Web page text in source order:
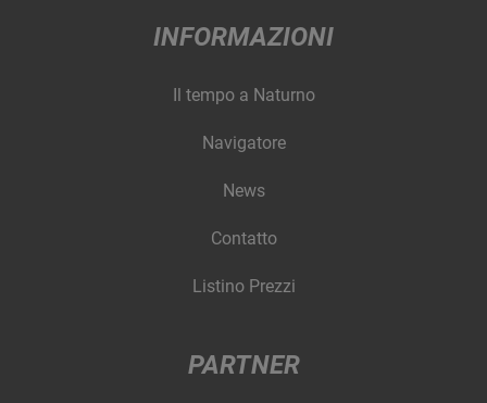
INFORMAZIONI
Il tempo a Naturno
Navigatore
News
Contatto
Listino Prezzi
PARTNER